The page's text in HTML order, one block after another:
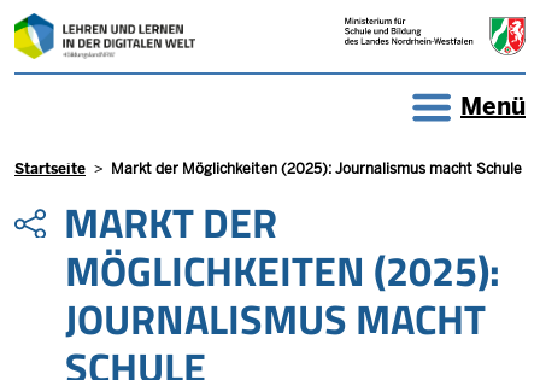
Direkt zum Inhalt
Menü
Pfadnavigation
Startseite Markt der Möglichkeiten (2025): Journalismus macht Schule
MARKT DER
MÖGLICHKEITEN (2025):
JOURNALISMUS MACHT
SCHULE